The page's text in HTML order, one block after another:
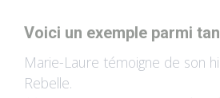
Voici un exemple parmi
Marie-Laure témoigne de son
Rebelle.